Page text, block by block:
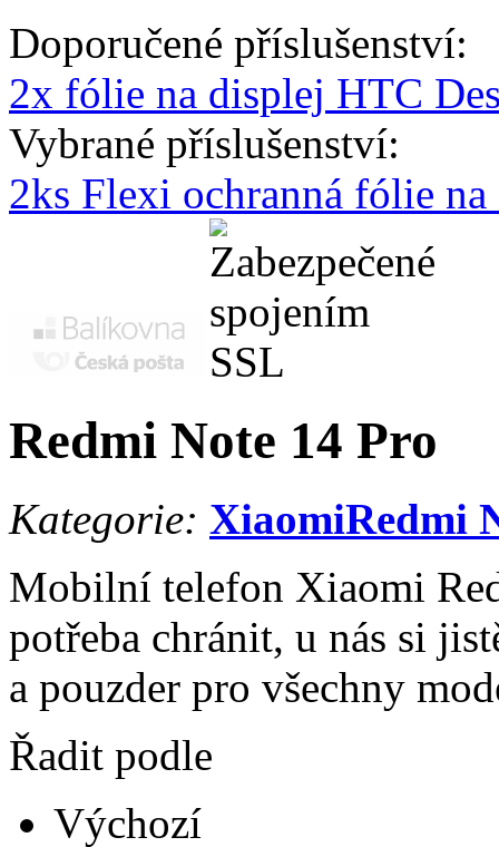
Doporučené příslušenství:
2x fólie na displej HTC
Vybrané příslušenství:
2ks Flexi ochranná fólie
Redmi Note 14 Pro
Kategorie: XiaomiRedmi
Mobilní telefon Xiaomi
potřeba chránit, u nás si
a pouzder pro všechny
Řadit podle
Výchozí